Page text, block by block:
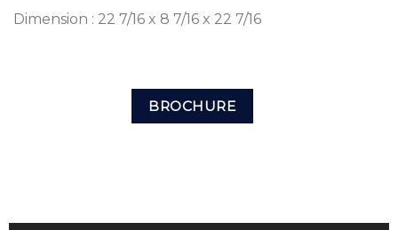
Dimension : 22 7/16 x 8 7/16 x 22 7/16
BROCHURE